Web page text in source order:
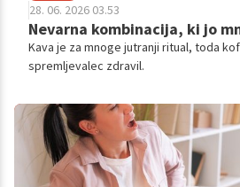
28. 06. 2026 03.53
Nevarna kombinacija, ki jo
Kava je za mnoge jutranji ritual, toda
spremljevalec zdravil.